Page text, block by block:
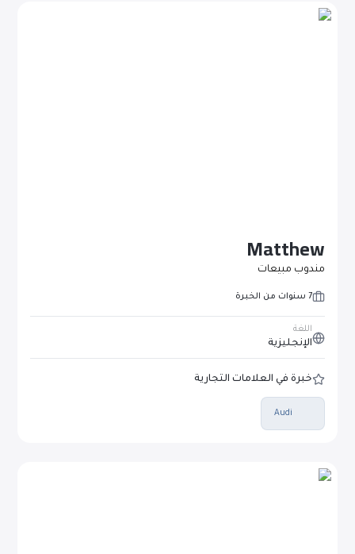
Matthew
مندوب مبيعات
7 سنوات من الخبرة
اللغة
الإنجليزية
خبرة في العلامات التجارية
Audi